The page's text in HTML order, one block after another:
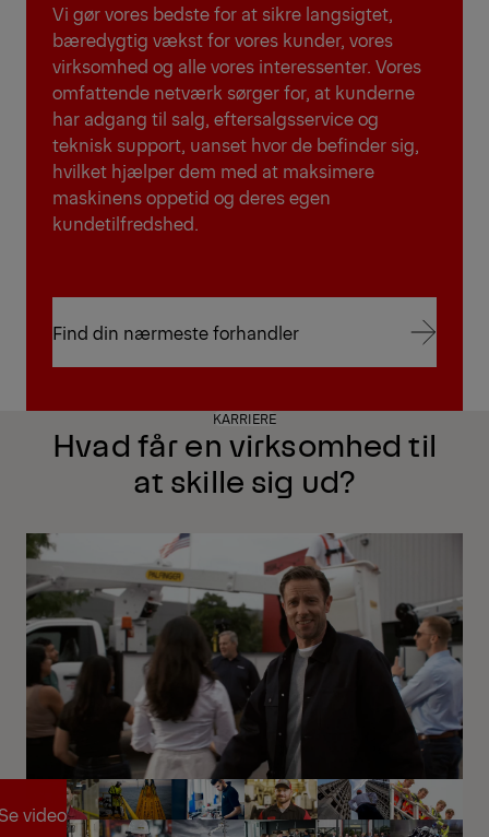
Vi gør vores bedste for at sikre langsigtet,
bæredygtig vækst for vores kunder, vores
virksomhed og alle vores interessenter. Vores
omfattende netværk sørger for, at kunderne
har adgang til salg, eftersalgsservice og
teknisk support, uanset hvor de befinder sig,
hvilket hjælper dem med at maksimere
maskinens oppetid og deres egen
kundetilfredshed.
Find din nærmeste forhandler
KARRIERE
Hvad får en virksomhed til
at skille sig ud?
video